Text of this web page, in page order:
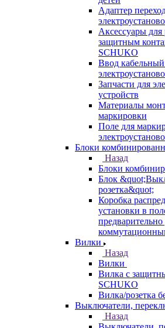
Адаптер
Аксессуары для
защитным
SCHUKO
Ввод
Запчасти для
устройств
Материалы
маркировки
Поле для
Блоки
Назад
Блоки
Блок
розетка&quot;
Коробка
установки в
Вилки
Назад
Вилки
Вилка с
SCHUKO
Вилка/розетка
Выключатели,
Назад